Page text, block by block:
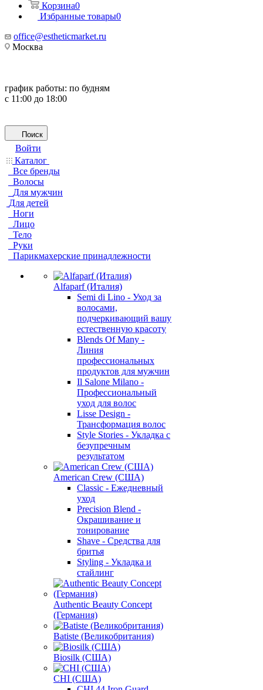
Корзина0
Избранные товары0
office@estheticmarket.ru
Москва
график работы: по будням
с 11:00 до 18:00
Поиск
Войти
Каталог
Все бренды
Волосы
Для мужчин
Для детей
Ноги
Лицо
Тело
Руки
Парикмахерские принадлежности
Alfaparf (Италия)
Semi di Lino - Уход за
волосами,
подчеркивающий вашу
естественную красоту
Blends Of Many -
Линия
профессиональных
продуктов для мужчин
Il Salone Milano -
Профессиональный
уход для волос
Lisse Design -
Трансформация волос
Style Stories - Укладка с
безупречным
результатом
American Crew (США)
Classic - Ежедневный
уход
Precision Blend -
Окрашивание и
тонирование
Shave - Средства для
бритья
Styling - Укладка и
стайлинг
Authentic Beauty Concept
(Германия)
Batiste (Великобритания)
Biosilk (США)
CHI (США)